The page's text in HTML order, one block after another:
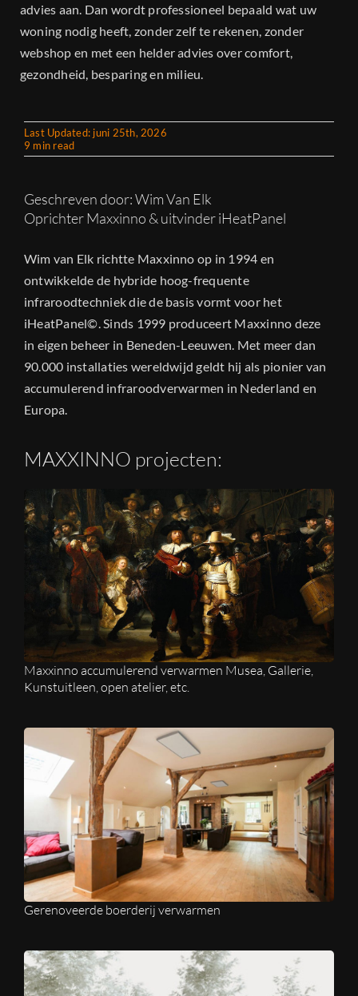
advies aan. Dan wordt professioneel bepaald wat uw
woning nodig heeft, zonder zelf te rekenen, zonder
webshop en met een helder advies over comfort,
gezondheid, besparing en milieu.
Last Updated: juni 25th, 2026
9 min read
Geschreven door: Wim Van Elk
Oprichter Maxxinno & uitvinder iHeatPanel
Wim van Elk richtte Maxxinno op in 1994 en
ontwikkelde de hybride hoog-frequente
infraroodtechniek die de basis vormt voor het
iHeatPanel©. Sinds 1999 produceert Maxxinno deze
in eigen beheer in Beneden-Leeuwen. Met meer dan
90.000 installaties wereldwijd geldt hij als pionier van
accumulerend infraroodverwarmen in Nederland en
Europa.
MAXXINNO projecten:
Maxxinno accumulerend verwarmen Musea, Gallerie,
Kunstuitleen, open atelier, etc.
Gerenoveerde boerderij verwarmen